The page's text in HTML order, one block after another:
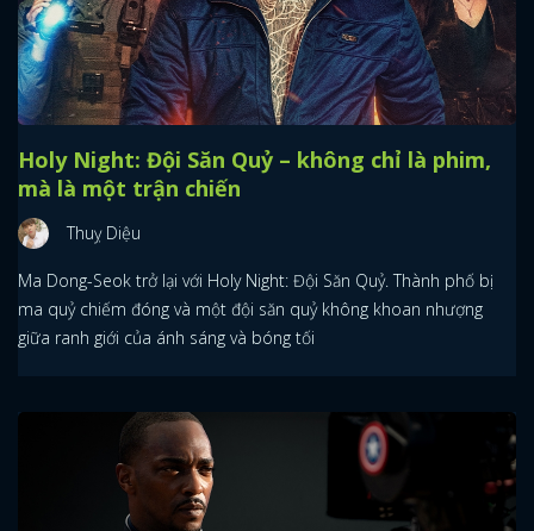
Holy Night: Đội Săn Quỷ – không chỉ là phim,
mà là một trận chiến
Thuỵ Diệu
Ma Dong-Seok trở lại với Holy Night: Đội Săn Quỷ. Thành phố bị
ma quỷ chiếm đóng và một đội săn quỷ không khoan nhượng
giữa ranh giới của ánh sáng và bóng tối